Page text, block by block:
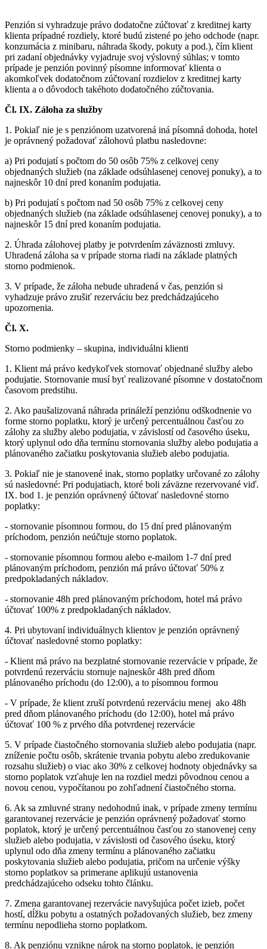
Penzión si vyhradzuje právo dodatočne zúčtovať z kreditnej karty
klienta prípadné rozdiely, ktoré budú zistené po jeho odchode (napr.
konzumácia z minibaru, náhrada škody, pokuty a pod.), čím klient
pri zadaní objednávky vyjadruje svoj výslovný súhlas; v tomto
prípade je penzión povinný písomne informovať klienta o
akomkoľvek dodatočnom zúčtovaní rozdielov z kreditnej karty
klienta a o dôvodoch takéhoto dodatočného zúčtovania.
Čl. IX. Záloha za služby
1. Pokiaľ nie je s penziónom uzatvorená iná písomná dohoda, hotel
je oprávnený požadovať zálohovú platbu nasledovne:
a) Pri podujatí s počtom do 50 osôb 75% z celkovej ceny
objednaných služieb (na základe odsúhlasenej cenovej ponuky), a to
najneskôr 10 dní pred konaním podujatia.
b) Pri podujatí s počtom nad 50 osôb 75% z celkovej ceny
objednaných služieb (na základe odsúhlasenej cenovej ponuky), a to
najneskôr 15 dní pred konaním podujatia.
2. Úhrada zálohovej platby je potvrdením záväznosti zmluvy.
Uhradená záloha sa v prípade storna riadi na základe platných
storno podmienok.
3. V prípade, že záloha nebude uhradená v čas, penzión si
vyhadzuje právo zrušiť rezerváciu bez predchádzajúceho
upozornenia.
Čl. X.
Storno podmienky – skupina, individuálni klienti
1. Klient má právo kedykoľvek stornovať objednané služby alebo
podujatie. Stornovanie musí byť realizované písomne v dostatočnom
časovom predstihu.
2. Ako paušalizovaná náhrada prináleží penziónu odškodnenie vo
forme storno poplatku, ktorý je určený percentuálnou časťou zo
zálohy za služby alebo podujatia, v závislostí od časového úseku,
ktorý uplynul odo dňa termínu stornovania služby alebo podujatia a
plánovaného začiatku poskytovania služieb alebo podujatia.
3. Pokiaľ nie je stanovené inak, storno poplatky určované zo zálohy
sú nasledovné: Pri podujatiach, ktoré boli záväzne rezervované viď.
IX. bod 1. je penzión oprávnený účtovať nasledovné storno
poplatky:
- stornovanie písomnou formou, do 15 dní pred plánovaným
príchodom, penzión neúčtuje storno poplatok.
- stornovanie písomnou formou alebo e-mailom 1-7 dní pred
plánovaným príchodom, penzión má právo účtovať 50% z
predpokladaných nákladov.
- stornovanie 48h pred plánovaným príchodom, hotel má právo
účtovať 100% z predpokladaných nákladov.
4. Pri ubytovaní individuálnych klientov je penzión oprávnený
účtovať nasledovné storno poplatky:
- Klient má právo na bezplatné stornovanie rezervácie v prípade, že
potvrdenú rezerváciu stornuje najneskôr 48h pred dňom
plánovaného príchodu (do 12:00), a to písomnou formou
- V prípade, že klient zruší potvrdenú rezerváciu menej ako 48h
pred dňom plánovaného príchodu (do 12:00), hotel má právo
účtovať 100 % z prvého dňa potvrdenej rezervácie
5. V prípade čiastočného stornovania služieb alebo podujatia (napr.
zníženie počtu osôb, skrátenie trvania pobytu alebo zredukovanie
rozsahu služieb) o viac ako 30% z celkovej hodnoty objednávky sa
storno poplatok vzťahuje len na rozdiel medzi pôvodnou cenou a
novou cenou, vypočítanou po zohľadnení čiastočného storna.
6. Ak sa zmluvné strany nedohodnú inak, v prípade zmeny termínu
garantovanej rezervácie je penzión oprávnený požadovať storno
poplatok, ktorý je určený percentuálnou časťou zo stanovenej ceny
služieb alebo podujatia, v závislosti od časového úseku, ktorý
uplynul odo dňa zmeny termínu a plánovaného začiatku
poskytovania služieb alebo podujatia, pričom na určenie výšky
storno poplatkov sa primerane aplikujú ustanovenia
predchádzajúceho odseku tohto článku.
7. Zmena garantovanej rezervácie navyšujúca počet izieb, počet
hostí, dĺžku pobytu a ostatných požadovaných služieb, bez zmeny
termínu nepodlieha storno poplatkom.
8. Ak penziónu vznikne nárok na storno poplatok, je penzión